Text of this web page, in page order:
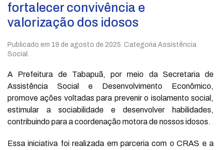
fortalecer convivência e
valorização dos idosos
Publicado em 19 de agosto de 2025 . Categoria Assistência
Social.
A Prefeitura de Tabapuã, por meio da Secretaria de
Assistência Social e Desenvolvimento Econômico,
promove ações voltadas para prevenir o isolamento social,
estimular a sociabilidade e desenvolver habilidades,
contribuindo para a coordenação motora de nossos idosos.
Essa iniciativa foi realizada em parceria com o CRAS e a